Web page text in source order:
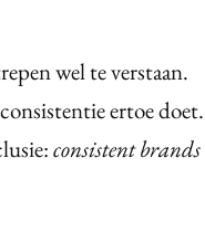
wel te verstaan.
ertoe doet.
consistent brands